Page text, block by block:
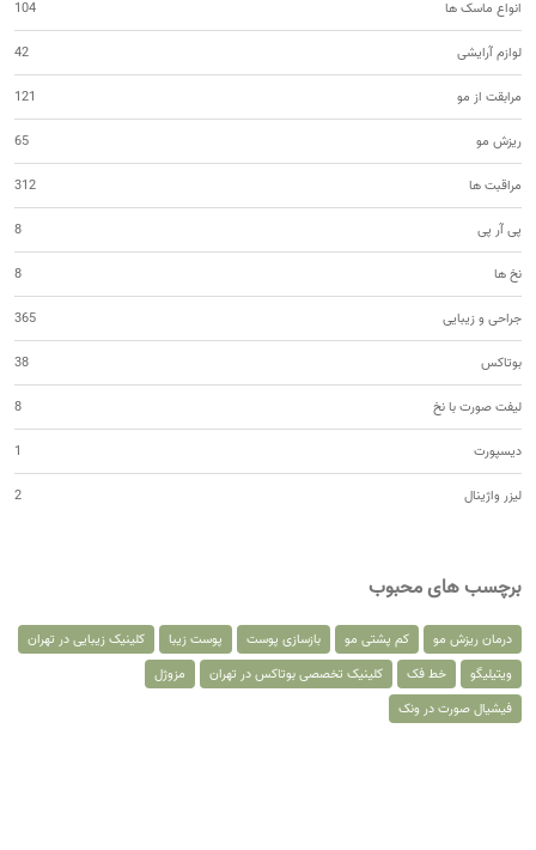
انواع ماسک ها 104
لوازم آرایشی 42
مرابقت از مو 121
ریزش مو 65
مراقبت ها 312
پی آر پی 8
نخ ها 8
جراحی و زیبایی 365
بوتاکس 38
لیفت صورت با نخ 8
دیسپورت 1
لیزر واژینال 2
برچسب های محبوب
درمان ریزش مو کم پشتی مو بازسازی پوست پوست زیبا
کلینیک زیبایی در تهران
ویتیلیگو
خط فک کلینیک تخصصی بوتاکس در تهران
مزوژل
فیشیال صورت در ونک